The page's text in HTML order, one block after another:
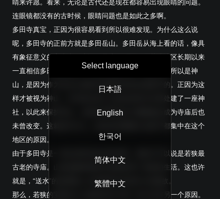
睛来许愿。看来，无论是古代还是现在都容易出现眼睛的问题。
连眼镜都没有的古时候，眼睛问题也是如此之多啊。
多田寺真宝，正因为很容易看到所以很难发现。为什么这么说
呢，多田寺的正前方就是多田岳山。多田岳从海上看的话，像具
有象征意义的富士山。也许正是这个原因，在若狭地区长期以来
一直相信多田岳是神山，山神是远敷明神。这座山之所以是神
山，是因为作为生命之源的水是多田岳的自然赋予的。正因为这
样才被视为神山，并在神山和人们居住的村庄交界处建了一座神
社，以此来保护神山。这种信仰即使在与佛教融合成为寺庙后也
未曾改变。这就是为什么，如此多的重要文化财产都集中在这个
地区的原因。
由于多田寺是一座以多田岳命名的寺院，因此它可以说是若狭最
古老的寺庙。山神远敷明神的水资源供养了若狭的生活。这也许
就是，“送水”的故事被人们所接受并流传至今的缘故。
那么，若狭的宝藏为什么能保存至今呢？其中还有另一个原因。
Select language
日本語
English
한국어
简体中文
繁體中文